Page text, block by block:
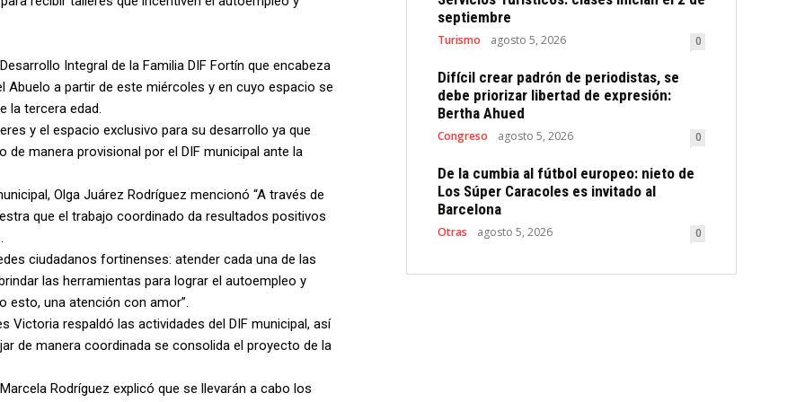
Integral de la Familia DIF Fortín que encabeza
Abuelo a partir de este miércoles y en cuyo espacio se
la tercera edad.
y el espacio exclusivo para su desarrollo ya que
manera provisional por el DIF municipal ante la
Olga Juárez Rodríguez mencionó “A través de
que el trabajo coordinado da resultados positivos
ciudadanos fortinenses: atender cada una de las
las herramientas para lograr el autoempleo y
esto, una atención con amor”.
Victoria respaldó las actividades del DIF municipal, así
de manera coordinada se consolida el proyecto de la
Rodríguez explicó que se llevarán a cabo los
septiembre
Turismo agosto 5, 2026 0
Difícil crear padrón de periodistas, se
debe priorizar libertad de expresión:
Bertha Ahued
Congreso agosto 5, 2026 0
De la cumbia al fútbol europeo: nieto de
Los Súper Caracoles es invitado al
Barcelona
Otras agosto 5, 2026 0